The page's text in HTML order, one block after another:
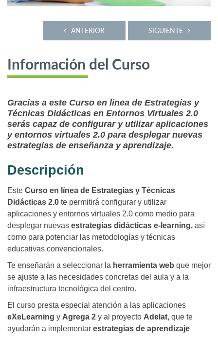
SIGUIENTE
ANTERIOR
Información del Curso
Gracias a este Curso en línea de Estrategias y
Técnicas Didácticas en Entornos Virtuales 2.0
serás capaz de configurar y utilizar aplicaciones
y entornos virtuales 2.0 para desplegar nuevas
estrategias de enseñanza y aprendizaje.
Descripción
Este Curso en línea de Estrategias y Técnicas
Didácticas 2.0 te permitirá configurar y utilizar
aplicaciones y entornos virtuales 2.0 como medio para
desplegar nuevas estrategias didácticas e-learning, así
como para potenciar las metodologías y técnicas
educativas convencionales.
Te enseñarán a seleccionar la herramienta web que mejor
se ajuste a las necesidades concretas del aula y a la
infraestructura tecnológica del centro.
El curso presta especial atención a las aplicaciones
eXeLearning y Agrega 2 y al proyecto Adelat, que te
ayudarán a implementar estrategias de aprendizaje